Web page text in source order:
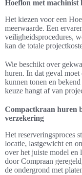
Hoeflon met machinist
Het kiezen voor een
meerwaarde. Een
veiligheidsprocedures,
kan de totale
Wie beschikt over
huren. In dat geval
kunnen tonen en
keuze hangt af van
Compactkraan huren
verzekering
Het reserveringsproces
locatie, lastgewicht en
over het juiste model en
door Compraan
de ondergrond met